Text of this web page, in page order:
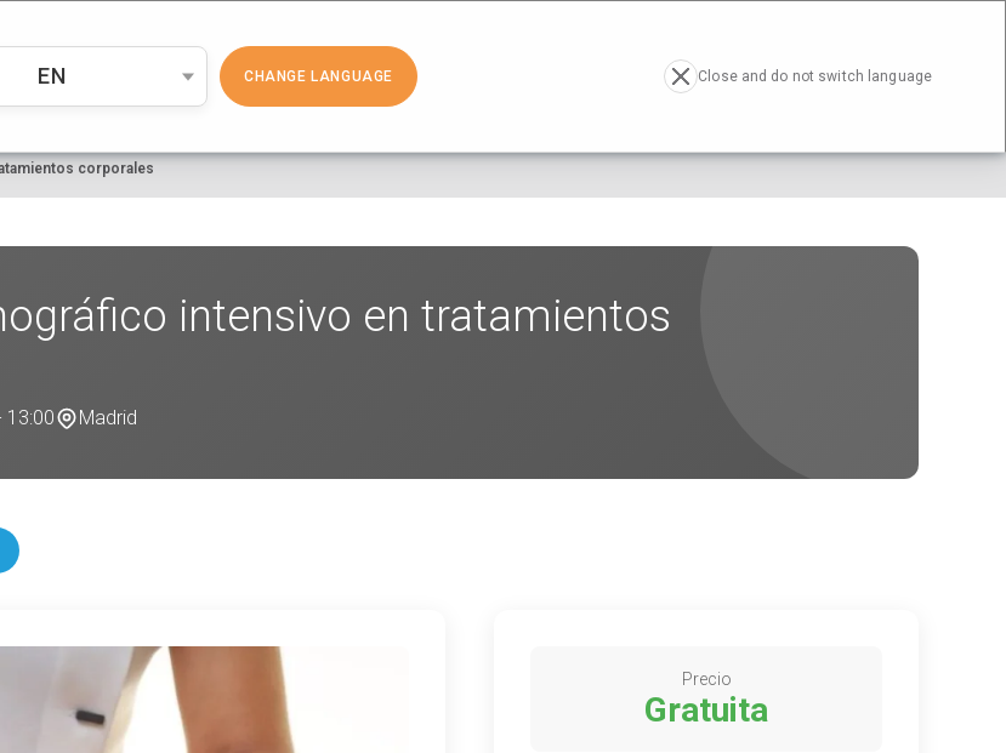
EN CHANGE LANGUAGE Close and do not switch language
COSMÉTICA CONTACTO
corporales
intensivo en tratamientos
13:00 Madrid
Precio
Gratuita